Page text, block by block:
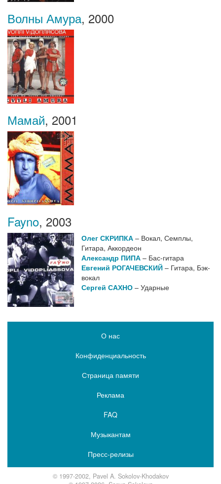
Волны Амура, 2000
Мамай, 2001
Fayno, 2003
Олег СКРИПКА – Вокал, Семплы,
Гитара, Аккордеон
Александр ПИПА – Бас-гитара
Евгений РОГАЧЕВСКИЙ – Гитара, Бэк-
вокал
Сергей САХНО – Ударные
О нас
Конфиденциальность
Страница памяти
Реклама
FAQ
Музыкантам
Пресс-релизы
© 1997-2002, Pavel A. Sokolov-Khodakov